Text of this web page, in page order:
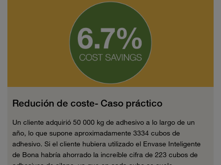
Redución de coste- Caso práctico
Un cliente adquirió 50 000 kg de adhesivo a lo largo de un
año, lo que supone aproximadamente 3334 cubos de
adhesivo. Si el cliente hubiera utilizado el Envase Inteligente
de Bona habría ahorrado la increíble cifra de 223 cubos de